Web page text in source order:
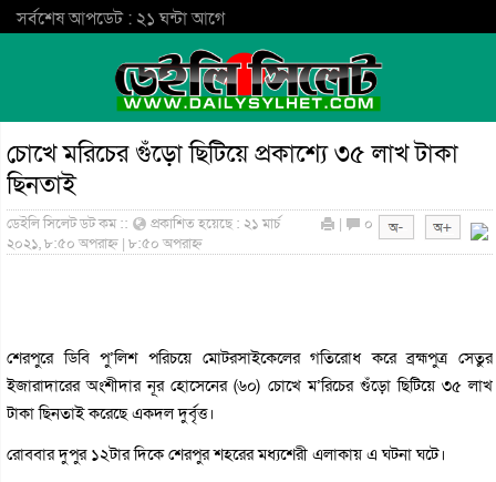
সর্বশেষ আপডেট : ২১ ঘন্টা আগে
চোখে মরিচের গুঁড়ো ছিটিয়ে প্রকাশ্যে ৩৫ লাখ টাকা
ছিনতাই
ডেইলি সিলেট ডট কম ::
প্রকাশিত হয়েছে : ২১ মার্চ
২০২১, ৮:৫০ অপরাহ্ন | ৮:৫০ অপরাহ্ন
| ০
শেরপুরে ডিবি পু’লিশ পরিচয়ে মোটরসাইকেলের গতিরোধ করে ব্রহ্মপুত্র সেতুর
ইজারাদারের অংশীদার নূর হোসেনের (৬০) চোখে ম’রিচের গুঁড়ো ছিটিয়ে ৩৫ লাখ
টাকা ছিনতাই করেছে একদল দুর্বৃত্ত।
রোববার দুপুর ১২টার দিকে শেরপুর শহরের মধ্যশেরী এলাকায় এ ঘটনা ঘটে।